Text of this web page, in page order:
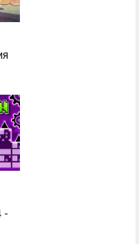
-